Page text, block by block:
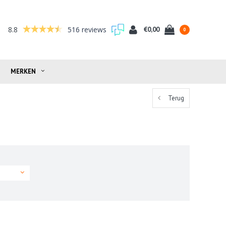
8.8 516 reviews €0,00 0
MERKEN
Terug